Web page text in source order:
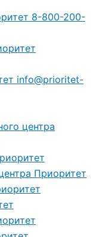
8-800-200-
info@prioritet-